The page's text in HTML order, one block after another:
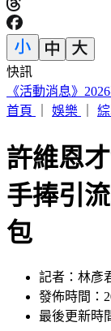
快訊
SBS歌謠大戰／
一起跳
許維恩
手捧引
包
記者：林彥
發佈時間：